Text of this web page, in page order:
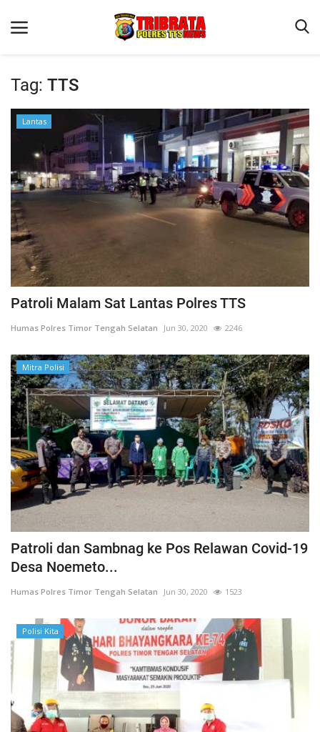
Beranda
Terms & Conditions
Reskrim
Binkam
Lantas
Giat Ops
Polisi Kita
Jurnal Kamtibmas
Tag: TTS
Lantas
Patroli Malam Sat Lantas Polres TTS
Humas Polres Timor Tengah Selatan Jun 30, 2020 2246
Mitra Polisi
Patroli dan Sambnag ke Pos Relawan Covid-19
Desa Noemeto...
Humas Polres Timor Tengah Selatan Jun 30, 2020 1523
Polisi Kita